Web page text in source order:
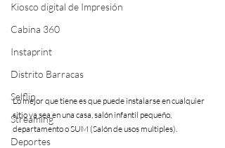
Kiosco digital de Impresión
Cabina 360
Instaprint
Distrito Barracas
Selflip
Streaming
Deportes
Lo mejor que tiene es que puede instalarse en cualquier
sitio ya sea en una casa, salón infantil pequeño,
departamento o SUM (Salón de usos multiples).